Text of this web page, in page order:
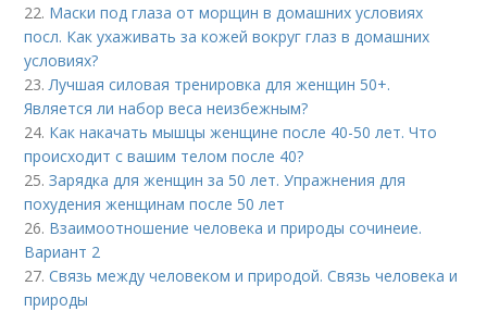
22. Маски под глаза от морщин в домашних условиях
посл. Как ухаживать за кожей вокруг глаз в домашних
условиях?
23. Лучшая силовая тренировка для женщин 50+.
Является ли набор веса неизбежным?
24. Как накачать мышцы женщине после 40-50 лет. Что
происходит с вашим телом после 40?
25.Зарядка для женщин за 50 лет. Упражнения для
похудения женщинам после 50 лет
26. Взаимоотношение человека и природы сочинеие.
Вариант 2
27.Связь между человеком и природой. Связь человека и
природы